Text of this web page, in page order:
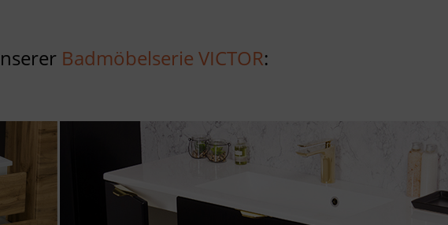
Badmöbelserie VICTOR: